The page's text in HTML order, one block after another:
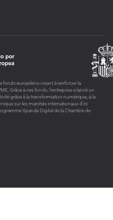
fonds européens visant à renforcer la
Grâce à ces fonds, l’entreprise a lancé un
grâce à la transformation numérique, à la
sur les marchés internationaux d’ici
Xpande Digital de la Chambre de